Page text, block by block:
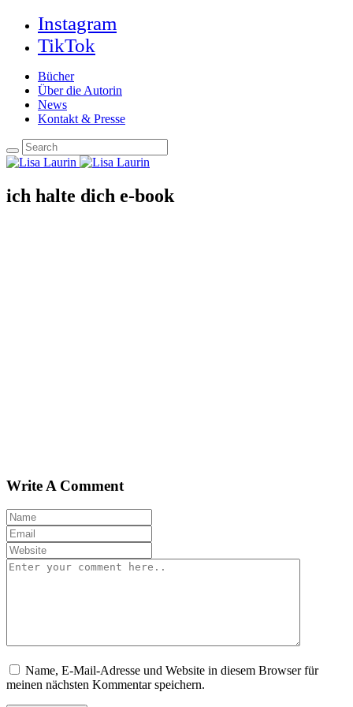
Instagram
TikTok
Bücher
Über die Autorin
News
Kontakt & Presse
ich halte dich e-book
Write A Comment
Name, E-Mail-Adresse und Website in diesem Browser für
meinen nächsten Kommentar speichern.